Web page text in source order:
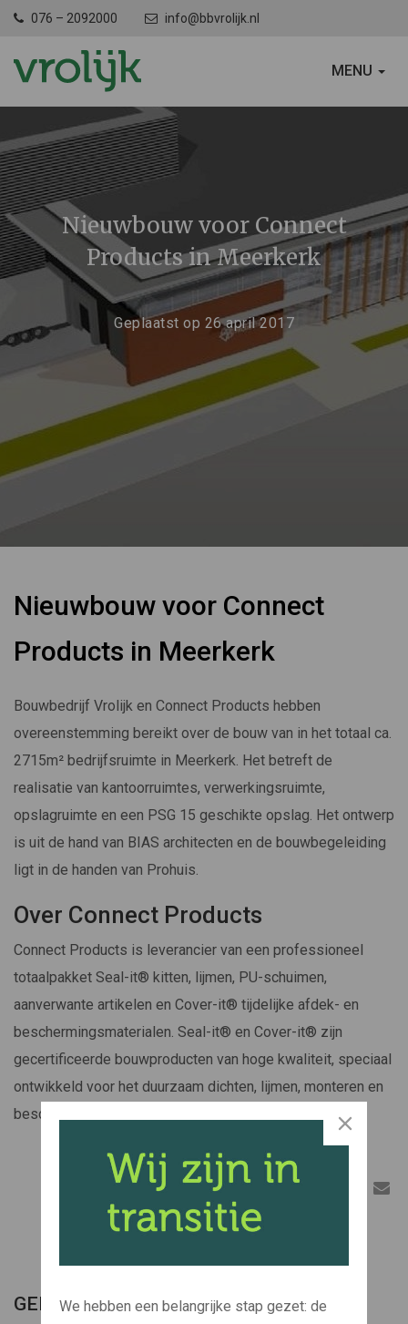
076 – 2092000 info@bbvrolijk.nl
SCHAKEL
MENU
Nieuwbouw voor Connect
Products in Meerkerk
Geplaatst op 26 april 2017
Nieuwbouw voor Connect
Products in Meerkerk
Bouwbedrijf Vrolijk en Connect Products hebben
overeenstemming bereikt over de bouw van in het totaal ca.
2715m² bedrijfsruimte in Meerkerk. Het betreft de
realisatie van kantoorruimtes, verwerkingsruimte,
opslagruimte en een PSG 15 geschikte opslag. Het ontwerp
is uit de hand van BIAS architecten en de bouwbegeleiding
ligt in de handen van Prohuis.
Over Connect Products
Connect Products is leverancier van een professioneel
totaalpakket Seal-it® kitten, lijmen, PU-schuimen,
aanverwante artikelen en Cover-it® tijdelijke afdek- en
beschermingsmaterialen. Seal-it® en Cover-it® zijn
gecertificeerde bouwproducten van hoge kwaliteit, speciaal
ontwikkeld voor het duurzaam dichten, lijmen, monteren en
beschermen van vele materialen in bouw en industrie.
GERELATEERDE BERICHTEN
We hebben een belangrijke stap gezet: de